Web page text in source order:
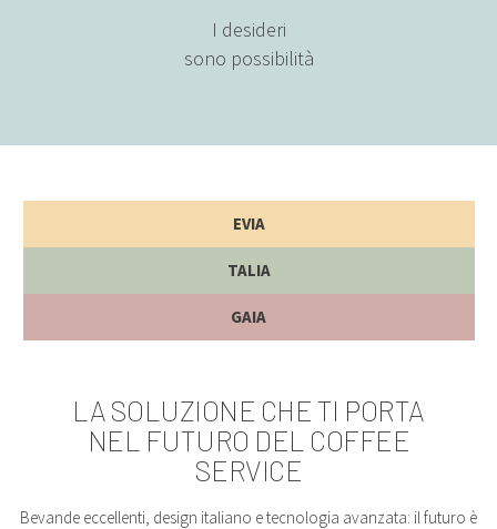
I desideri
sono possibilità
EVIA
TALIA
GAIA
LA SOLUZIONE CHE TI PORTA
NEL FUTURO DEL COFFEE
SERVICE
Bevande eccellenti, design italiano e tecnologia avanzata: il futuro è